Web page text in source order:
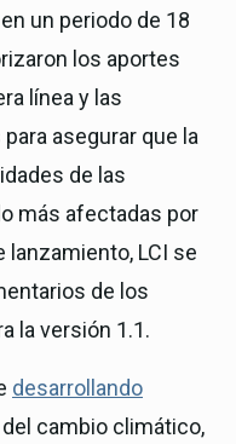
un periodo de 18
los aportes
línea y las
asegurar que la
de las
más afectadas por
LCI se
de los
la versión 1.1.
desarrollando
cambio climático,